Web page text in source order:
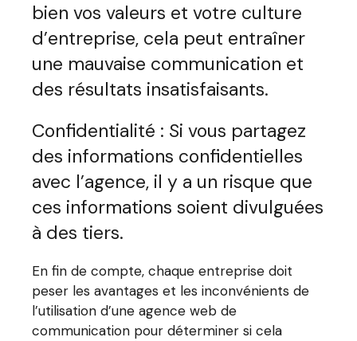
bien vos valeurs et votre culture
d’entreprise, cela peut entraîner
une mauvaise communication et
des résultats insatisfaisants.
Confidentialité : Si vous partagez
des informations confidentielles
avec l’agence, il y a un risque que
ces informations soient divulguées
à des tiers.
En fin de compte, chaque entreprise doit
peser les avantages et les inconvénients de
l’utilisation d’une agence web de
communication pour déterminer si cela